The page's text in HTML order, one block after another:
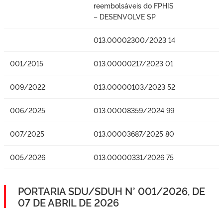
reembolsáveis do FPHIS
– DESENVOLVE SP
013.00002300/2023 14
001/2015 013.00000217/2023 01
009/2022 013.00000103/2023 52
006/2025 013.00008359/2024 99
007/2025 013.00003687/2025 80
005/2026 013.00000331/2026 75
PORTARIA SDU/SDUH N° 001/2026, DE
07 DE ABRIL DE 2026